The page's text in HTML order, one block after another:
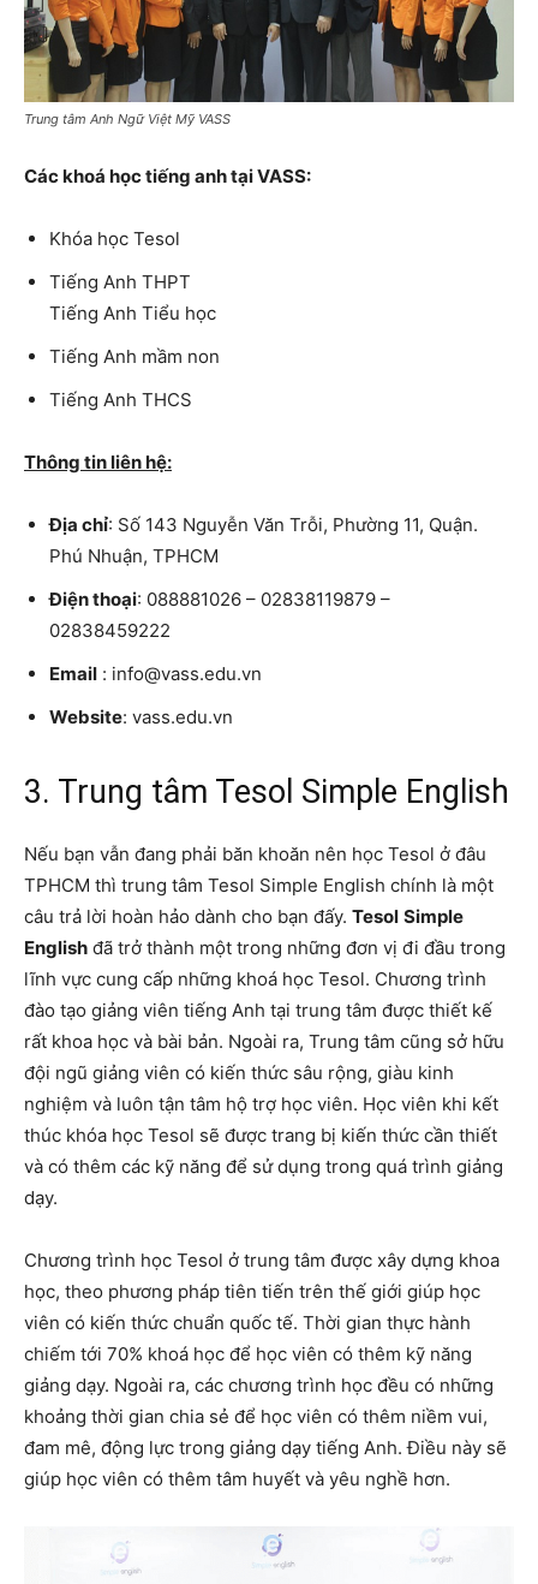
Trung tâm Anh Ngữ Việt Mỹ VASS
Các khoá học tiếng anh tại VASS:
Khóa học Tesol
Tiếng Anh THPT
Tiếng Anh Tiểu học
Tiếng Anh mầm non
Tiếng Anh THCS
Thông tin liên hệ:
Địa chỉ: Số 143 Nguyễn Văn Trỗi, Phường 11, Quận.
Phú Nhuận, TPHCM
Điện thoại: 088881026 – 02838119879 –
02838459222
Email : info@vass.edu.vn
Website: vass.edu.vn
3. Trung tâm Tesol Simple English
Nếu bạn vẫn đang phải băn khoăn nên học Tesol ở đâu
TPHCM thì trung tâm Tesol Simple English chính là một
câu trả lời hoàn hảo dành cho bạn đấy. Tesol Simple
English đã trở thành một trong những đơn vị đi đầu trong
lĩnh vực cung cấp những khoá học Tesol. Chương trình
đào tạo giảng viên tiếng Anh tại trung tâm được thiết kế
rất khoa học và bài bản. Ngoài ra, Trung tâm cũng sở hữu
đội ngũ giảng viên có kiến thức sâu rộng, giàu kinh
nghiệm và luôn tận tâm hộ trợ học viên. Học viên khi kết
thúc khóa học Tesol sẽ được trang bị kiến thức cần thiết
và có thêm các kỹ năng để sử dụng trong quá trình giảng
dạy.
Chương trình học Tesol ở trung tâm được xây dựng khoa
học, theo phương pháp tiên tiến trên thế giới giúp học
viên có kiến thức chuẩn quốc tế. Thời gian thực hành
chiếm tới 70% khoá học để học viên có thêm kỹ năng
giảng dạy. Ngoài ra, các chương trình học đều có những
khoảng thời gian chia sẻ để học viên có thêm niềm vui,
đam mê, động lực trong giảng dạy tiếng Anh. Điều này sẽ
giúp học viên có thêm tâm huyết và yêu nghề hơn.